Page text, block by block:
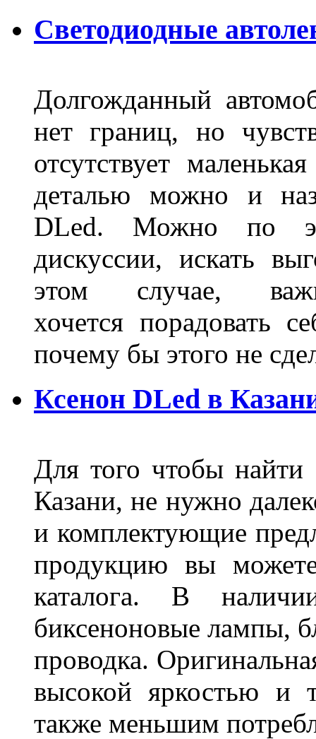
Светодиодные
Долгожданный
нет границ, но
отсутствует
деталью можно и
DLed. Можно по
дискуссии, искать
этом случае,
хочется порадовать
почему бы этого не
Ксенон DLed в
Для того чтобы
Казани, не нужно
и комплектующие
продукцию вы
каталога. В
биксеноновые лампы,
проводка.
высокой яркостью и
также меньшим